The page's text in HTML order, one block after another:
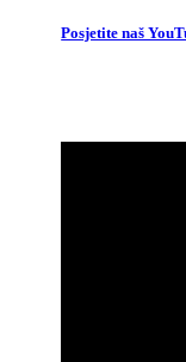
Posjetite naš